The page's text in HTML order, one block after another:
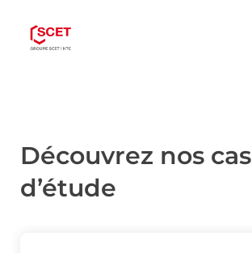
Découvrez nos cas
d’étude